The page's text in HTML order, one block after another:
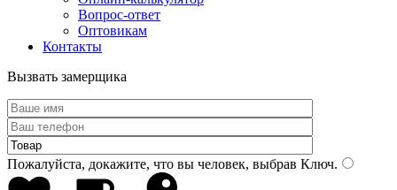
Вопрос-ответ
Оптовикам
Контакты
Вызвать замерщика
Пожалуйста, докажите, что вы человек, выбрав Ключ.